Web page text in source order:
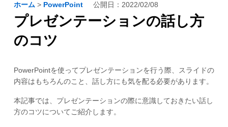
ホーム > PowerPoint 公開日： 2022/02/08
プレゼンテーションの話し方
のコツ
PowerPointを使ってプレゼンテーションを行う際、スライドの
内容はもちろんのこと、話し方にも気を配る必要があります。
本記事では、プレゼンテーションの際に意識しておきたい話し
方のコツについてご紹介します。